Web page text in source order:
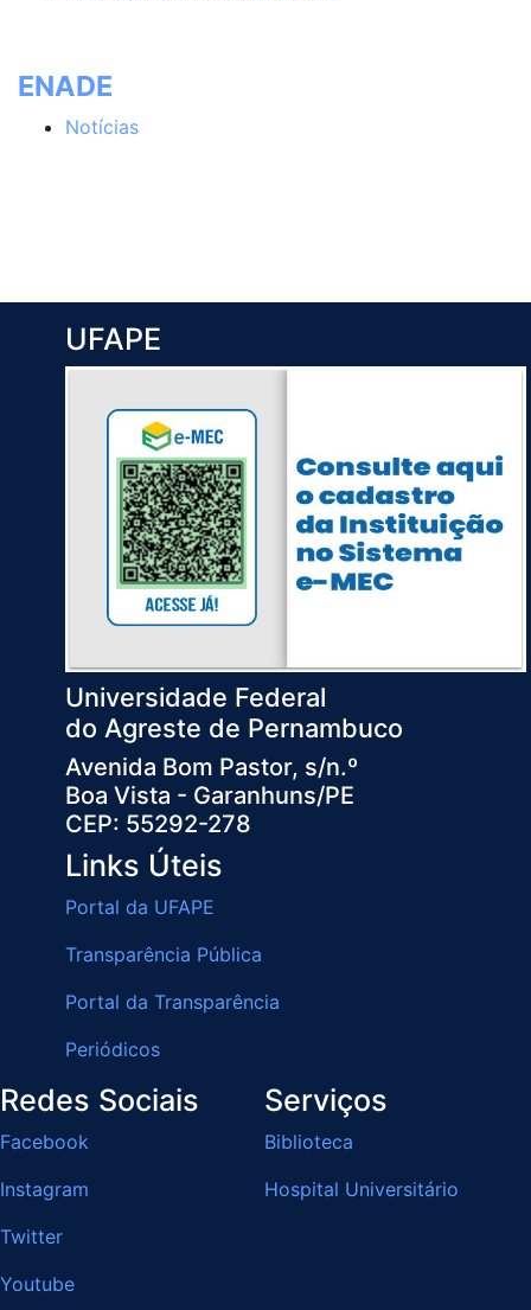
ENADE
Notícias
UFAPE
Universidade Federal
do Agreste de Pernambuco
Avenida Bom Pastor, s/n.º
Boa Vista - Garanhuns/PE
CEP: 55292-278
Links Úteis
Portal da UFAPE
Transparência Pública
Portal da Transparência
Periódicos
Redes Sociais
Facebook
Instagram
Twitter
Youtube
Serviços
Biblioteca
Hospital Universitário